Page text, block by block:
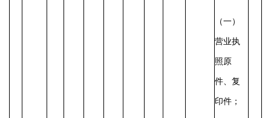
（一）
营业执
照原
件、复
印件；